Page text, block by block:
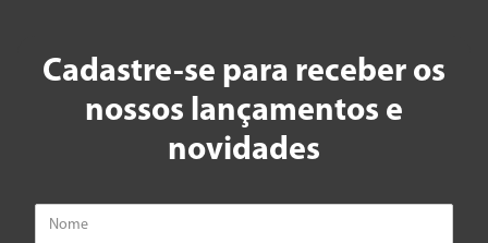
Cadastre-se para receber os
nossos lançamentos e
novidades